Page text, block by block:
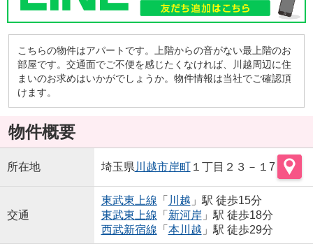
こちらの物件はアパートです。上階からの音がない最上階のお
部屋です。交通面でご不便を感じたくなければ、川越周辺に住
まいのお求めはいかがでしょうか。物件情報は当社でご確認頂
けます。
物件概要
所在地 埼玉県 川越市岸町１丁目２３－１7
交通
東武東上線 「 川越 」駅 徒歩15分
東武東上線 「 新河岸 」駅 徒歩18分
西武新宿線 「 本川越 」駅 徒歩29分